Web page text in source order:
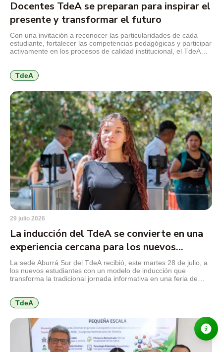
Docentes TdeA se preparan para inspirar el
presente y transformar el futuro
Con una invitación a reconocer las particularidades de cada
estudiante, fortalecer las competencias pedagógicas y participar
activamente en los procesos de calidad institucional, el TdeA
docentes nuevos y antiguos alrededor de los principales retos
que plantea […]
TdeA
29 julio 2026
La inducción del TdeA se convierte en una
experiencia cercana para los nuevos
estudiantes
La sede Aburrá Sur del TdeA recibió, este martes 28 de julio, a
los nuevos estudiantes con un modelo de inducción que
transforma la tradicional jornada informativa en una feria de
programas y beneficios que encontrarán durante […]
TdeA